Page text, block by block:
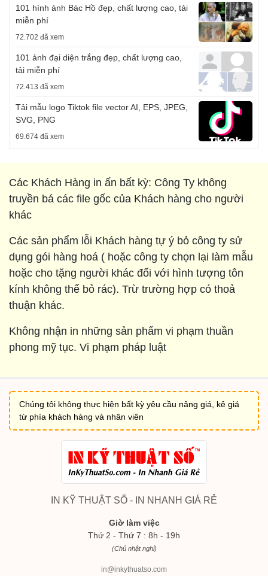
101 hình ảnh Bác Hồ đẹp, chất lượng cao, tải
miễn phí
72.702 đã xem
101 ảnh đại diện trắng đẹp, chất lượng cao,
tải miễn phí
72.413 đã xem
Tải mẫu logo Tiktok file vector AI, EPS, JPEG,
SVG, PNG
69.674 đã xem
Các Khách Hàng in ấn bất kỳ: Công Ty không
truyền bá các file gốc của Khách hàng cho người
khác
Các sản phẩm lỗi Khách hàng tự ý bỏ công ty sử
dụng gói hàng hoá ( hoặc công ty chọn lại làm mẫu
hoặc cho tặng người khác đối với hình tượng tôn
kính không thể bỏ rác). Trừ trường hợp có thoả
thuận khác.
Không nhận in những sản phẩm vi phạm thuần
phong mỹ tục. Vi phạm pháp luật
Chúng tôi không thực hiện bất kỳ yêu cầu nâng giá, kê giá
từ phía khách hàng và nhân viên
IN KỸ THUẬT SỐ - IN NHANH GIÁ RẺ
Giờ làm việc
Thứ 2 - Thứ 7 : 8h - 19h
(Chủ nhật nghỉ)
in@inkythuatso.com